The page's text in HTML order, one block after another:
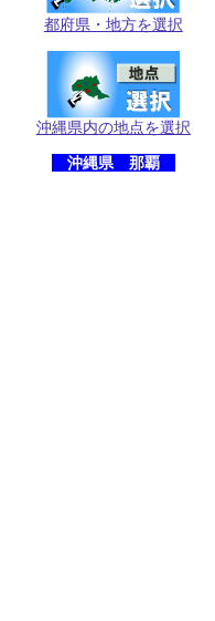
都府県・地方を選択
沖縄県内の地点を選択
沖縄県 那覇